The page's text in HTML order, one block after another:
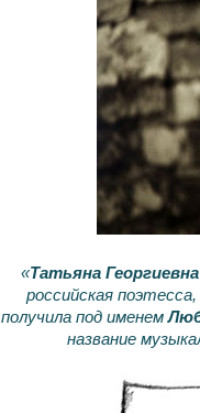
«Татьяна
российская
получила под именем
название